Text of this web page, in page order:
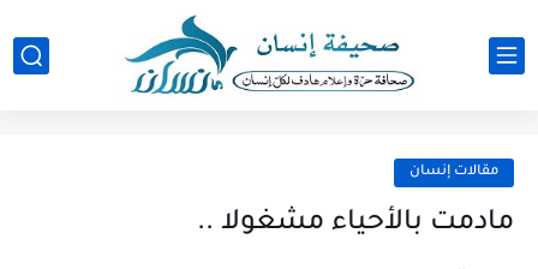
مقالات إنسان
مادمت بالأحياء مشغولا ..